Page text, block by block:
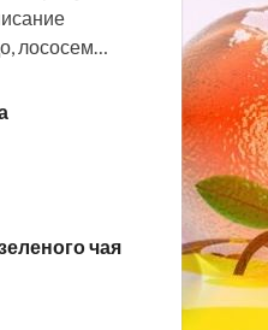
лососем…
чая